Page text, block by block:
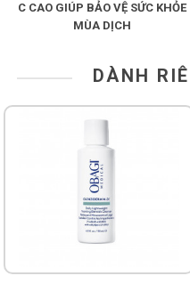
C CAO GIÚP BẢO VỆ SỨC KHỎE
MÙA DỊCH
DÀNH